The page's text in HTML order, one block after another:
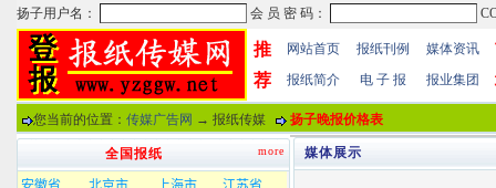
推
荐
网站首页 报纸刊例 媒体资讯
报纸简介 电 子 报 报业集团
您当前的位置： 传媒广告网 → 报纸传媒 扬子晚报价格表
媒体展示
more
全国报纸